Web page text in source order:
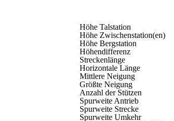
Höhe Talstation
Höhe Zwischenstation(en)
Höhe Bergstation
Höhendifferenz
Streckenlänge
Horizontale Länge
Mittlere Neigung
Größte Neigung
Anzahl der Stützen
Spurweite Antrieb
Spurweite Strecke
Spurweite Umkehr